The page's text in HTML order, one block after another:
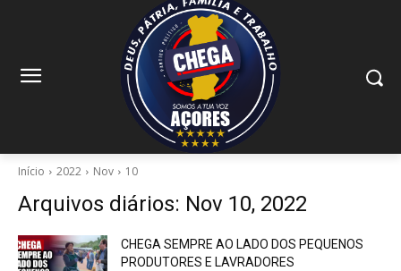
Início 2022 Nov 10
Arquivos diários: Nov 10, 2022
CHEGA SEMPRE AO LADO DOS PEQUENOS
PRODUTORES E LAVRADORES